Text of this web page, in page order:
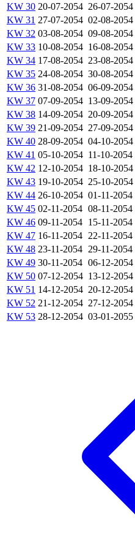
KW 30 20-07-2054 26-07-2054
KW 31 27-07-2054 02-08-2054
KW 32 03-08-2054 09-08-2054
KW 33 10-08-2054 16-08-2054
KW 34 17-08-2054 23-08-2054
KW 35 24-08-2054 30-08-2054
KW 36 31-08-2054 06-09-2054
KW 37 07-09-2054 13-09-2054
KW 38 14-09-2054 20-09-2054
KW 39 21-09-2054 27-09-2054
KW 40 28-09-2054 04-10-2054
KW 41 05-10-2054 11-10-2054
KW 42 12-10-2054 18-10-2054
KW 43 19-10-2054 25-10-2054
KW 44 26-10-2054 01-11-2054
KW 45 02-11-2054 08-11-2054
KW 46 09-11-2054 15-11-2054
KW 47 16-11-2054 22-11-2054
KW 48 23-11-2054 29-11-2054
KW 49 30-11-2054 06-12-2054
KW 50 07-12-2054 13-12-2054
KW 51 14-12-2054 20-12-2054
KW 52 21-12-2054 27-12-2054
KW 53 28-12-2054 03-01-2055